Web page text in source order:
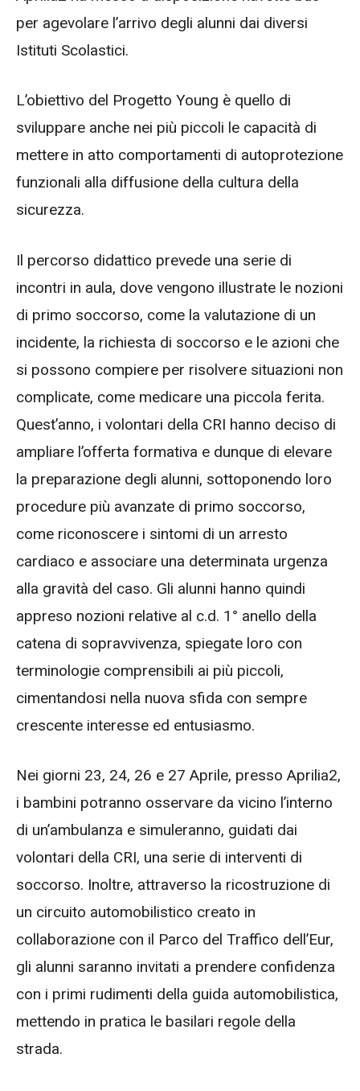
per agevolare l’arrivo degli alunni dai diversi
Istituti Scolastici.
L’obiettivo del Progetto Young è quello di
sviluppare anche nei più piccoli le capacità di
mettere in atto comportamenti di autoprotezione
funzionali alla diffusione della cultura della
sicurezza.
Il percorso didattico prevede una serie di
incontri in aula, dove vengono illustrate le nozioni
di primo soccorso, come la valutazione di un
incidente, la richiesta di soccorso e le azioni che
si possono compiere per risolvere situazioni non
complicate, come medicare una piccola ferita.
Quest’anno, i volontari della CRI hanno deciso di
ampliare l’offerta formativa e dunque di elevare
la preparazione degli alunni, sottoponendo loro
procedure più avanzate di primo soccorso,
come riconoscere i sintomi di un arresto
cardiaco e associare una determinata urgenza
alla gravità del caso. Gli alunni hanno quindi
appreso nozioni relative al c.d. 1° anello della
catena di sopravvivenza, spiegate loro con
terminologie comprensibili ai più piccoli,
cimentandosi nella nuova sfida con sempre
crescente interesse ed entusiasmo.
Nei giorni 23, 24, 26 e 27 Aprile, presso Aprilia2,
i bambini potranno osservare da vicino l’interno
di un’ambulanza e simuleranno, guidati dai
volontari della CRI, una serie di interventi di
soccorso. Inoltre, attraverso la ricostruzione di
un circuito automobilistico creato in
collaborazione con il Parco del Traffico dell’Eur,
gli alunni saranno invitati a prendere confidenza
con i primi rudimenti della guida automobilistica,
mettendo in pratica le basilari regole della
strada.